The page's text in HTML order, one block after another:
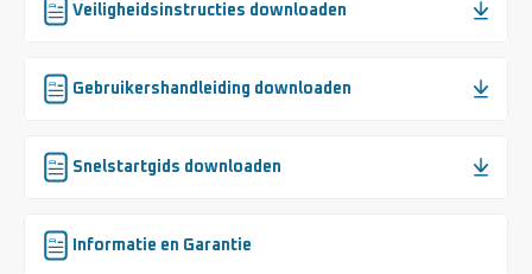
Veiligheidsinstructies downloaden
Gebruikershandleiding downloaden
Snelstartgids downloaden
Informatie en Garantie